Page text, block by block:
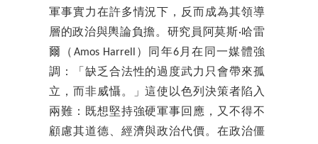
軍事實力在許多情況下，反而成為其領導
層的政治與輿論負擔。研究員阿莫斯·哈雷
爾（Amos Harrell）同年6月在同一媒體強
調：「缺乏合法性的過度武力只會帶來孤
立，而非威懾。」這使以色列決策者陷入
兩難：既想堅持強硬軍事回應，又不得不
顧慮其道德、經濟與政治代價。在政治僵